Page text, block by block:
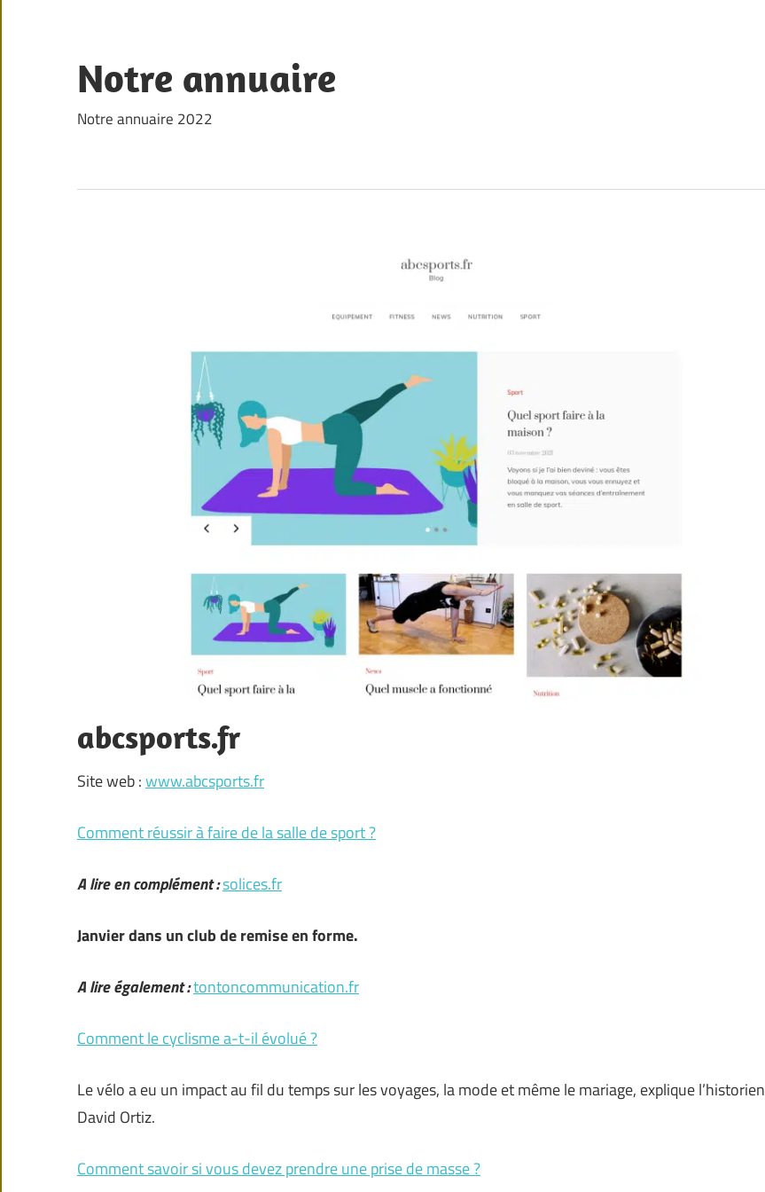
content
Notre annuaire
Notre annuaire 2022
abcsports.fr
Site web :www.abcsports.fr
Comment réussir à faire de la salle de sport ?
A lire en complément :solices.fr
Janvier dans un club de remise en forme.
A lire également :tontoncommunication.fr
Comment le cyclisme a-t-il évolué ?
Le vélo a eu un impact au fil du temps sur les voyages, la mode et même le mariage, explique l’historien
David Ortiz.
Comment savoir si vous devez prendre une prise de masse ?